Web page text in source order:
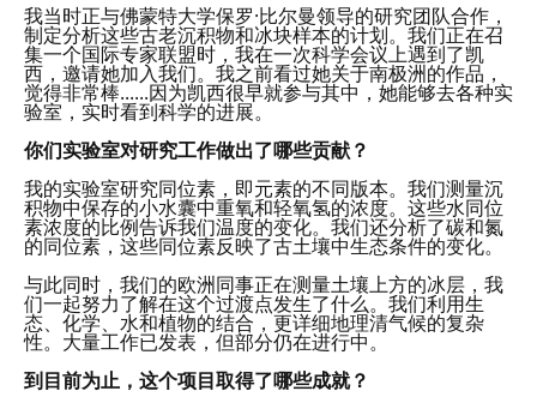
我当时正与佛蒙特大学保罗·比尔曼领导的研究团队合作，
制定分析这些古老沉积物和冰块样本的计划。我们正在召
集一个国际专家联盟时，我在一次科学会议上遇到了凯
西，邀请她加入我们。我之前看过她关于南极洲的作品，
觉得非常棒......因为凯西很早就参与其中，她能够去各种实
验室，实时看到科学的进展。
你们实验室对研究工作做出了哪些贡献？
我的实验室研究同位素，即元素的不同版本。我们测量沉
积物中保存的小水囊中重氧和轻氧氢的浓度。这些水同位
素浓度的比例告诉我们温度的变化。我们还分析了碳和氮
的同位素，这些同位素反映了古土壤中生态条件的变化。
与此同时，我们的欧洲同事正在测量土壤上方的冰层，我
们一起努力了解在这个过渡点发生了什么。我们利用生
态、化学、水和植物的结合，更详细地理清气候的复杂
性。大量工作已发表，但部分仍在进行中。
到目前为止，这个项目取得了哪些成就？